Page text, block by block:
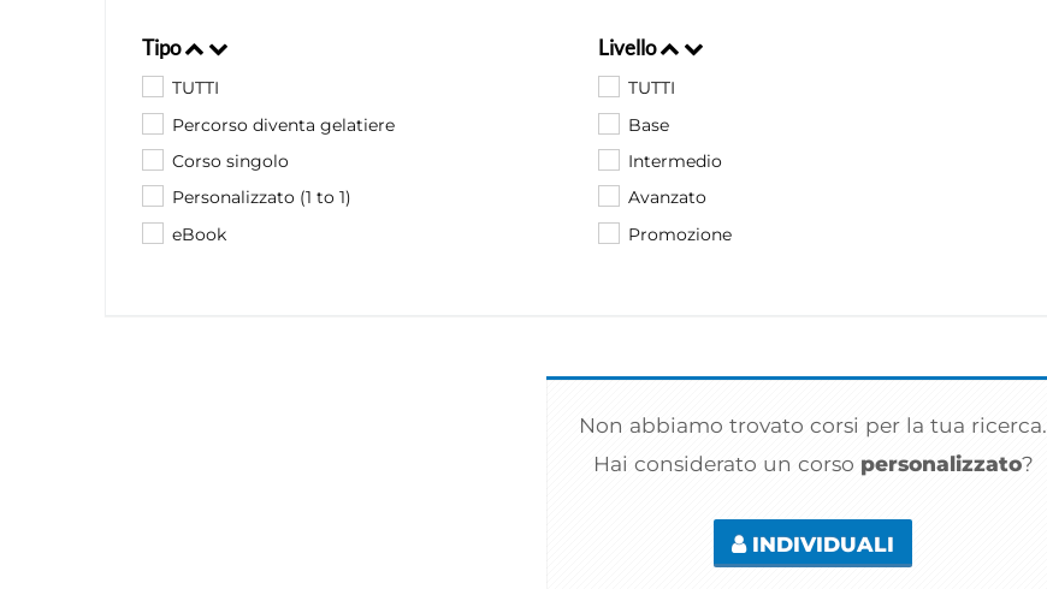
Tipo
TUTTI
Percorso diventa gelatiere
Corso singolo
Personalizzato (1 to 1)
eBook
Livello
TUTTI
Base
Intermedio
Avanzato
Promozione
Non abbiamo trovato corsi per la tua ricerca.
Hai considerato un corso personalizzato?
INDIVIDUALI